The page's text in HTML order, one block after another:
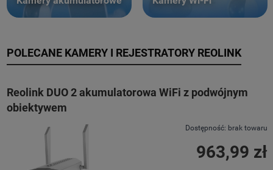
POLECANE KAMERY I REJESTRATORY REOLINK
Reolink DUO 2 akumulatorowa WiFi z podwójnym
obiektywem
Dostępność: brak towaru
963,99 zł